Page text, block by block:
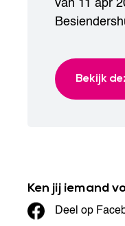
Bekijk
Ken jij iemand
Deel op